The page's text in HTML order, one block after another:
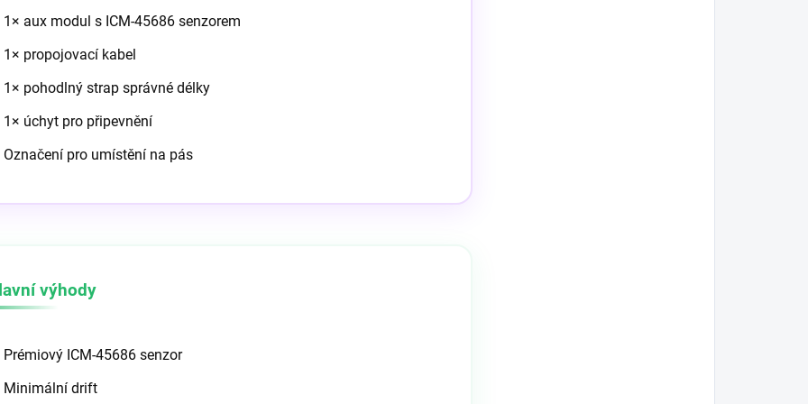
1× aux modul s ICM-45686 senzorem
1× propojovací kabel
1× pohodlný strap správné délky
1× úchyt pro připevnění
Označení pro umístění na pás
výhody
Prémiový ICM-45686 senzor
Minimální drift